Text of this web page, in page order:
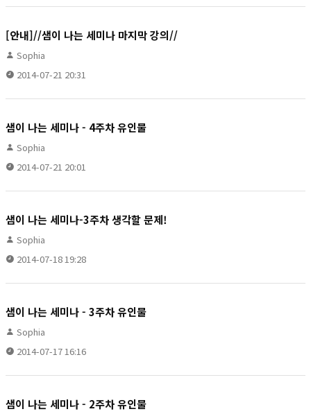
[안내]//샘이 나는 세미나 마지막 강의//
Sophia
2014-07-21 20:31
샘이 나는 세미나 - 4주차 유인물
Sophia
2014-07-21 20:01
샘이 나는 세미나-3주차 생각할 문제!
Sophia
2014-07-18 19:28
샘이 나는 세미나 - 3주차 유인물
Sophia
2014-07-17 16:16
샘이 나는 세미나 - 2주차 유인물